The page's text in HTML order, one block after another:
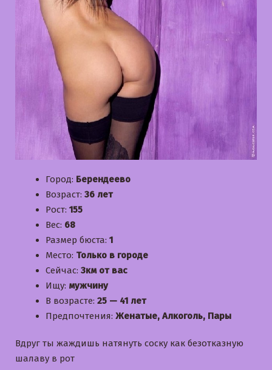
Город: Берендеево
Возраст: 36 лет
Рост: 155
Вес: 68
Размер бюста: 1
Место: Только в городе
Сейчас: 3км от вас
Ищу: мужчину
В возрасте: 25 — 41 лет
Предпочтения: Женатые, Алкоголь, Пары
Вдруг ты жаждишь натянуть соску как безотказную
шалаву в рот